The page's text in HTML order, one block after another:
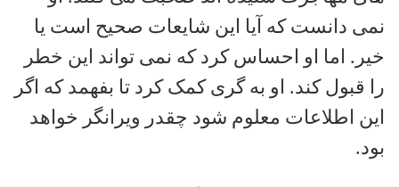
نمی دانست که آیا این شایعات صحیح است یا
خیر. اما او احساس کرد که نمی تواند این خطر
را قبول کند. او به گری کمک کرد تا بفهمد که اگر
این اطلاعات معلوم شود چقدر ویرانگر خواهد
بود.